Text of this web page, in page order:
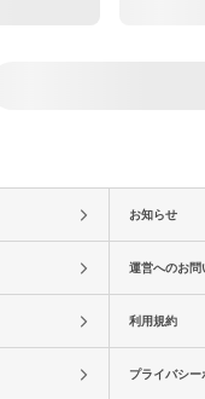
お知らせ
運営へのお問
利用規約
プライバシー